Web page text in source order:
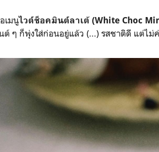
เมนูไวต์ช็อคมินต์ลาเต้ (White Choc
ๆ ก็พุ่งใส่ก่อนอยู่แล้ว (...) รสชาติดี แต่ไม่